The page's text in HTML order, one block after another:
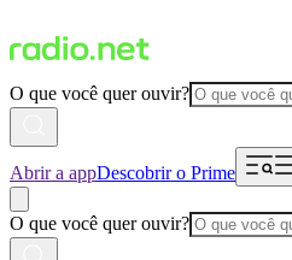
O que você quer ouvir?
Abrir a appDescobrir o Prime
O que você quer ouvir?